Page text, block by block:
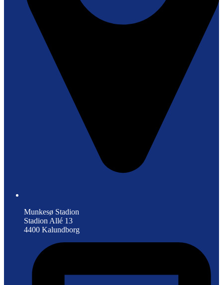
Munkesø Stadion
Stadion Allé 13
4400 Kalundborg